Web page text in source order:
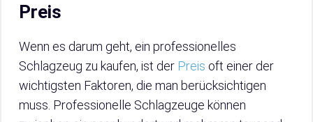
Preis
Wenn es darum geht, ein professionelles
Schlagzeug zu kaufen, ist der Preis oft einer der
wichtigsten Faktoren, die man berücksichtigen
muss. Professionelle Schlagzeuge können